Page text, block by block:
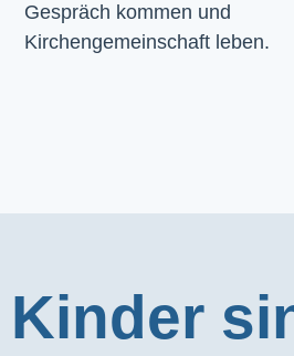
Gespräch kommen und
Kirchengemeinschaft leben.
Kinder